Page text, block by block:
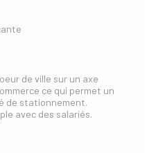
de ville sur un axe
ce qui permet un
de stationnement.
avec des salariés.